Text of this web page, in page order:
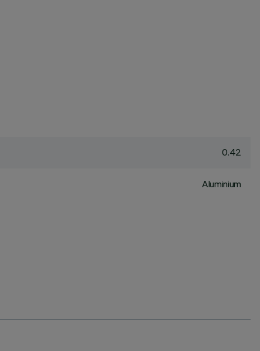
0.42
Aluminium